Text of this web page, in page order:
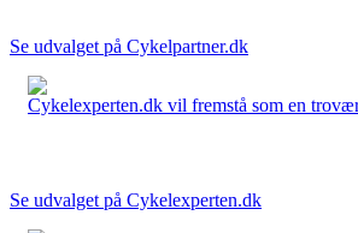
Se udvalget på Cykelpartner.dk
Cykelexperten.dk vil fremstå som en
Se udvalget på Cykelexperten.dk